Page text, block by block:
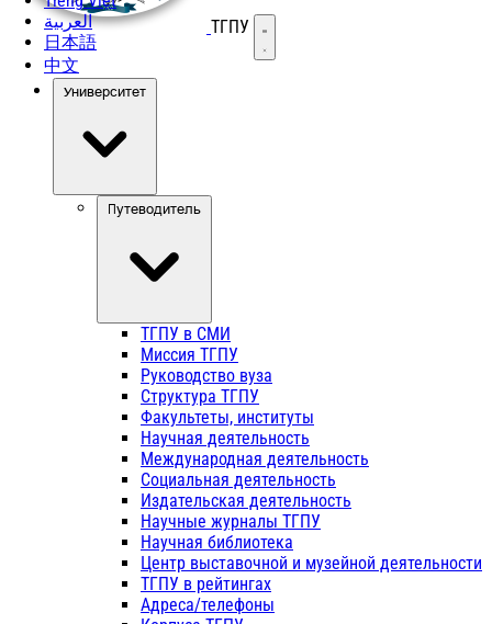
العربية
日本語
中文
ТГПУ Открыть меню
Университет
Путеводитель
ТГПУ в СМИ
Миссия ТГПУ
Руководство вуза
Структура ТГПУ
Факультеты, институты
Научная деятельность
Международная деятельность
Социальная деятельность
Издательская деятельность
Научные журналы ТГПУ
Научная библиотека
Центр выставочной и музейной деятельности
ТГПУ в рейтингах
Адреса/телефоны